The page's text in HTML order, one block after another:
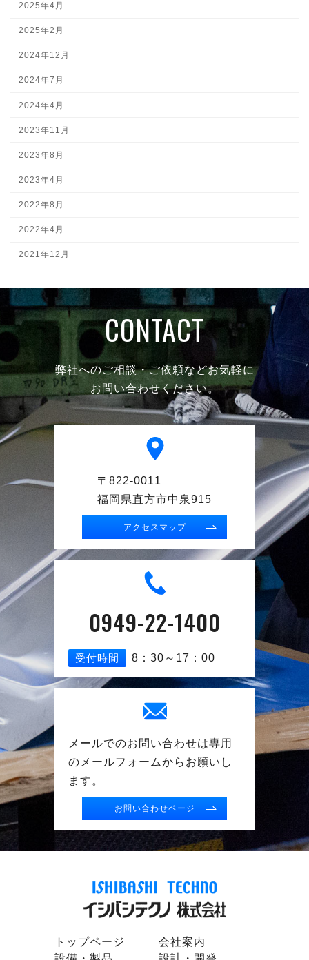
2025年4月
2025年2月
2024年12月
2024年7月
2024年4月
2023年11月
2023年8月
2023年4月
2022年8月
2022年4月
2021年12月
CONTACT
弊社へのご相談・ご依頼などお気軽に
お問い合わせください。
〒822-0011
福岡県直方市中泉915
アクセスマップ
0949-22-1400
受付時間 8：30～17：00
メールでのお問い合わせは専用
の メールフォームからお願いし
ます。
お問い合わせページ
トップページ
会社案内